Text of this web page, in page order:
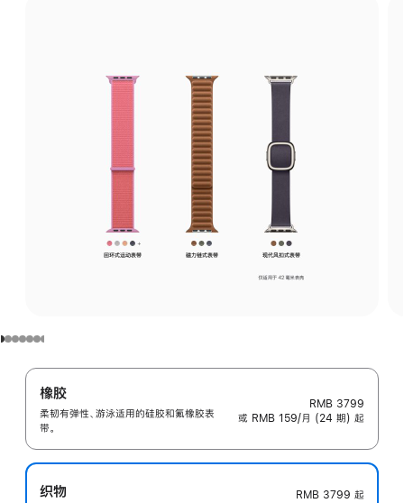
橡胶
柔韧有弹性、游泳适用的硅胶和氟橡胶表
带。
RMB 3799
或 RMB 159/月 (24 期) 起
织物 RMB 3799 起